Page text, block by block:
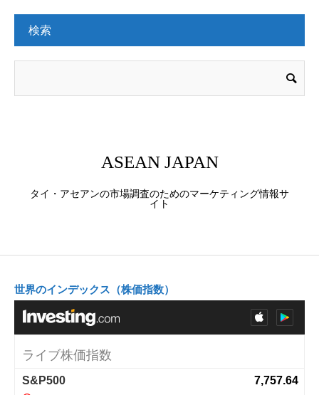
検索
ASEAN JAPAN
タイ・アセアンの市場調査のためのマーケティング情報サ
イト
世界のインデックス（株価指数）